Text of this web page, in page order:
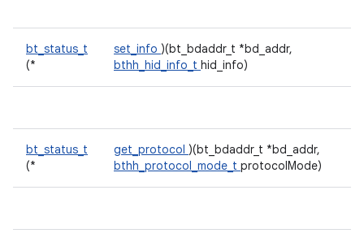
bt_status_t
(*
set_info )(bt_bdaddr_t *bd_addr,
bthh_hid_info_t hid_info)
bt_status_t
(*
get_protocol )(bt_bdaddr_t *bd_addr,
bthh_protocol_mode_t protocolMode)